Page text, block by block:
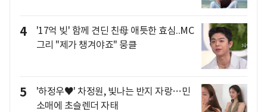
4
'17억 빚' 함께 견딘 친母 애틋한 효심..MC
그리 "제가 챙겨야죠" 뭉클
5
'하정우♥' 차정원, 빛나는 반지 자랑…민
소매에 초슬렌더 자태